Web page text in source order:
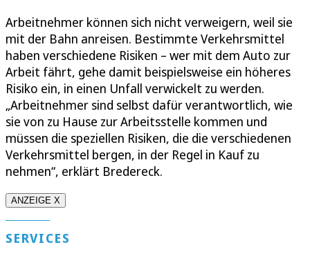
Arbeitnehmer können sich nicht verweigern, weil sie
mit der Bahn anreisen. Bestimmte Verkehrsmittel
haben verschiedene Risiken – wer mit dem Auto zur
Arbeit fährt, gehe damit beispielsweise ein höheres
Risiko ein, in einen Unfall verwickelt zu werden.
„Arbeitnehmer sind selbst dafür verantwortlich, wie
sie von zu Hause zur Arbeitsstelle kommen und
müssen die speziellen Risiken, die die verschiedenen
Verkehrsmittel bergen, in der Regel in Kauf zu
nehmen“, erklärt Bredereck.
ANZEIGE X
SERVICES